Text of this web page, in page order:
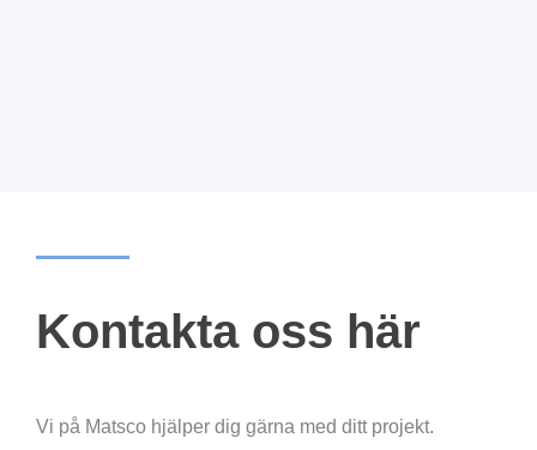
Kontakta oss här
Vi på Matsco hjälper dig gärna med ditt projekt.